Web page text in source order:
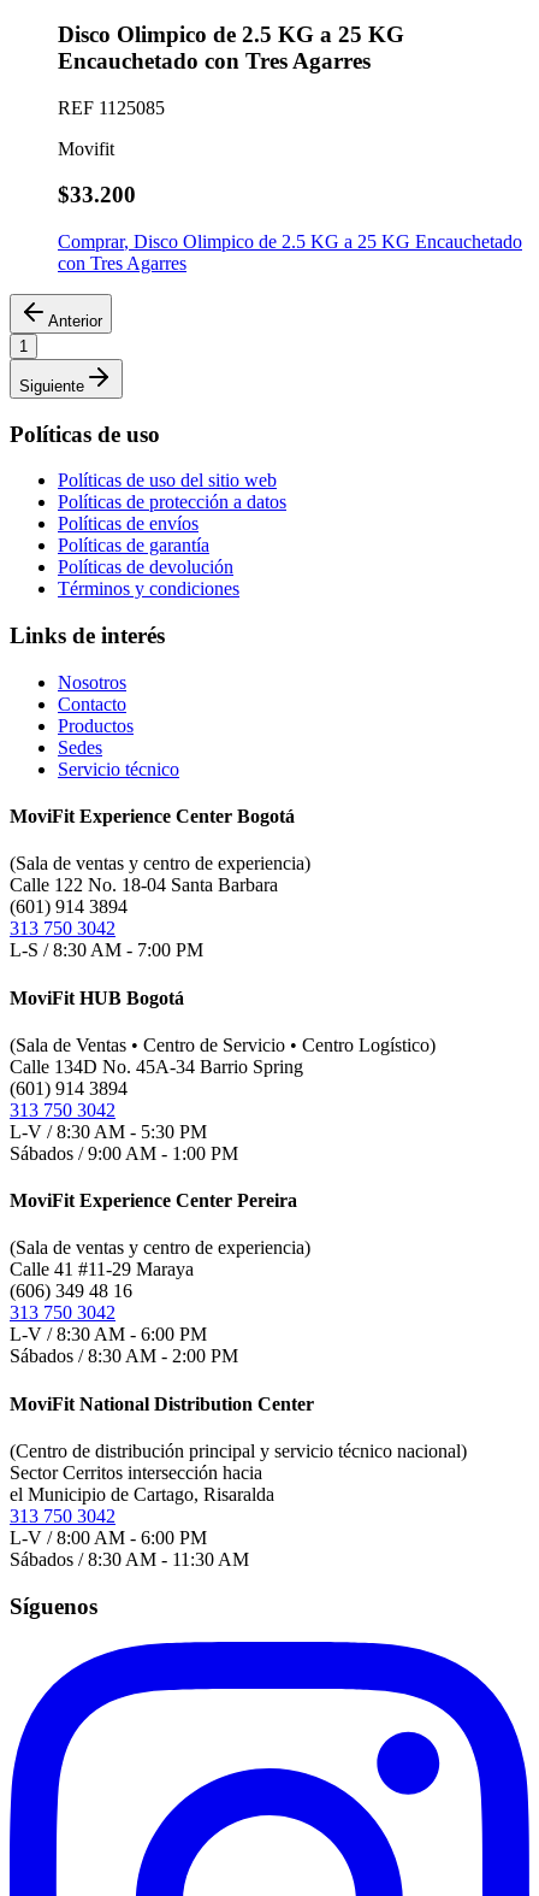
Disco Olimpico de 2.5 KG a 25 KG
Encauchetado con Tres Agarres
REF 1125085
Movifit
$33.200
Comprar, Disco Olimpico de 2.5 KG a 25 KG Encauchetado
con Tres Agarres
Anterior
1
Siguiente
Políticas de uso
Políticas de uso del sitio web
Políticas de protección a datos
Políticas de envíos
Políticas de garantía
Políticas de devolución
Términos y condiciones
Links de interés
Nosotros
Contacto
Productos
Sedes
Servicio técnico
MoviFit Experience Center Bogotá
(Sala de ventas y centro de experiencia)
Calle 122 No. 18-04 Santa Barbara
(601) 914 3894
313 750 3042
L-S / 8:30 AM - 7:00 PM
MoviFit HUB Bogotá
(Sala de Ventas • Centro de Servicio • Centro Logístico)
Calle 134D No. 45A-34 Barrio Spring
(601) 914 3894
313 750 3042
L-V / 8:30 AM - 5:30 PM
Sábados / 9:00 AM - 1:00 PM
MoviFit Experience Center Pereira
(Sala de ventas y centro de experiencia)
Calle 41 #11-29 Maraya
(606) 349 48 16
313 750 3042
L-V / 8:30 AM - 6:00 PM
Sábados / 8:30 AM - 2:00 PM
MoviFit National Distribution Center
(Centro de distribución principal y servicio técnico nacional)
Sector Cerritos intersección hacia
el Municipio de Cartago, Risaralda
313 750 3042
L-V / 8:00 AM - 6:00 PM
Sábados / 8:30 AM - 11:30 AM
Síguenos